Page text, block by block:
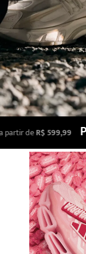
R$ 599,99